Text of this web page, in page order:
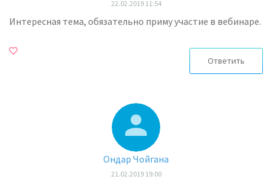
22.02.2019 11:54
Интересная тема, обязательно приму участие в вебинаре.
Ответить
Ондар Чойгана
21.02.2019 19:00